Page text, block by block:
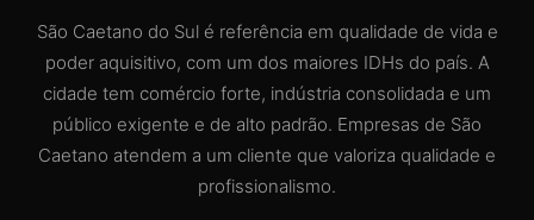
São Caetano do Sul é referência em qualidade de vida e
poder aquisitivo, com um dos maiores IDHs do país. A
cidade tem comércio forte, indústria consolidada e um
público exigente e de alto padrão. Empresas de São
Caetano atendem a um cliente que valoriza qualidade e
profissionalismo.